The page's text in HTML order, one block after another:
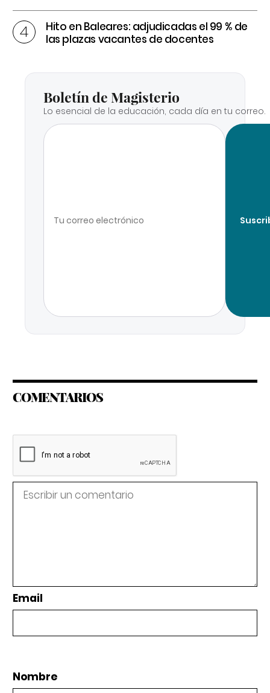
Hito en Baleares: adjudicadas el 99 % de
las plazas vacantes de docentes
Boletín de Magisterio
Lo esencial de la educación, cada día en tu correo.
COMENTARIOS
Email
Nombre